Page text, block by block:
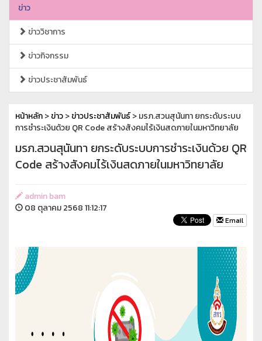
ข่าว
ข่าววิชาการ
ข่าวกิจกรรม
ข่าวประชาสัมพันธ์
หน้าหลัก>ข่าว>ข่าวประชาสัมพันธ์> มรภ.สวนสุนันทา ยกระดับระบบ
การชำระเงินด้วย QR Code สร้างสังคมไร้เงินสดภายในมหาวิทยาลัย
มรภ.สวนสุนันทา ยกระดับระบบการชำระเงินด้วย QR
Code สร้างสังคมไร้เงินสดภายในมหาวิทยาลัย
admin bam
08 ตุลาคม 2568 11:12:17
Email